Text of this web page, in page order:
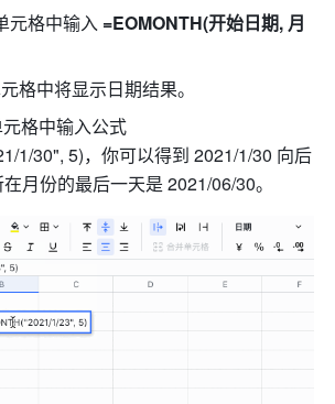
元格中输入 =EOMONTH(开始日期, 月
格中将显示日期结果。
格中输入公式
1/30", 5)，你可以得到 2021/1/30 向后
月份的最后一天是 2021/06/30。